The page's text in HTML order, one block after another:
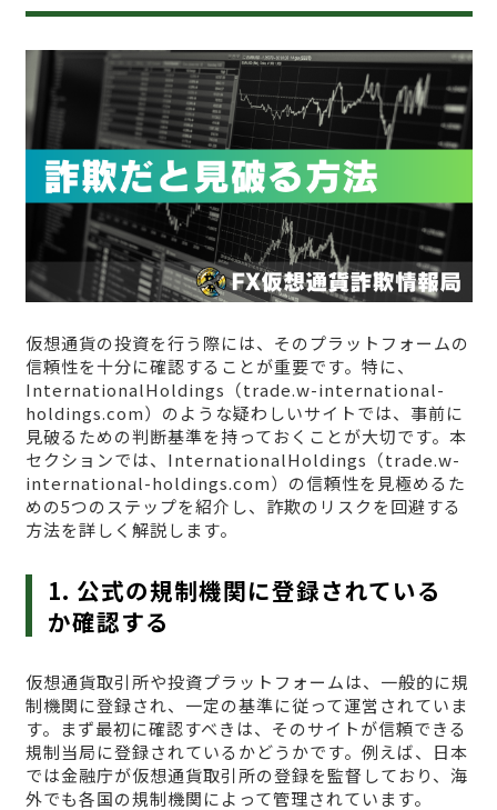
仮想通貨の投資を行う際には、そのプラットフォームの
信頼性を十分に確認することが重要です。特に、
InternationalHoldings（trade.w-international-
holdings.com）のような疑わしいサイトでは、事前に
見破るための判断基準を持っておくことが大切です。本
セクションでは、InternationalHoldings（trade.w-
international-holdings.com）の信頼性を見極めるた
めの5つのステップを紹介し、詐欺のリスクを回避する
方法を詳しく解説します。
1. 公式の規制機関に登録されている
か確認する
仮想通貨取引所や投資プラットフォームは、一般的に規
制機関に登録され、一定の基準に従って運営されていま
す。まず最初に確認すべきは、そのサイトが信頼できる
規制当局に登録されているかどうかです。例えば、日本
では金融庁が仮想通貨取引所の登録を監督しており、海
外でも各国の規制機関によって管理されています。